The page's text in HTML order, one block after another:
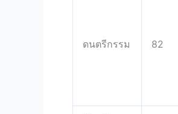
ดนตรีกรรม 82